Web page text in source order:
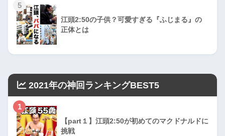
5
江頭2:50の子供？可愛すぎる『ふじまる』の
正体とは
2021年の神回ランキングBEST5
1
【part１】江頭2:50が初めてのマクドナルドに
挑戦